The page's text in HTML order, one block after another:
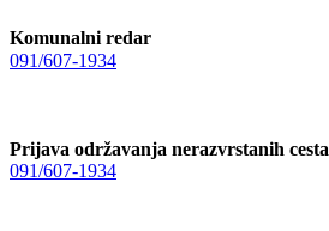
Komunalni redar
091/607-1934
Prijava održavanja nerazvrstanih cesta
091/607-1934